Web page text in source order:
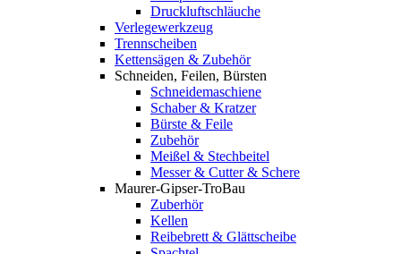
Druckluftschläuche
Verlegewerkzeug
Trennscheiben
Kettensägen & Zubehör
Schneiden, Feilen, Bürsten
Schneidemaschiene
Schaber & Kratzer
Bürste & Feile
Zubehör
Meißel & Stechbeitel
Messer & Cutter & Schere
Maurer-Gipser-TroBau
Zuberhör
Kellen
Reibebrett & Glättscheibe